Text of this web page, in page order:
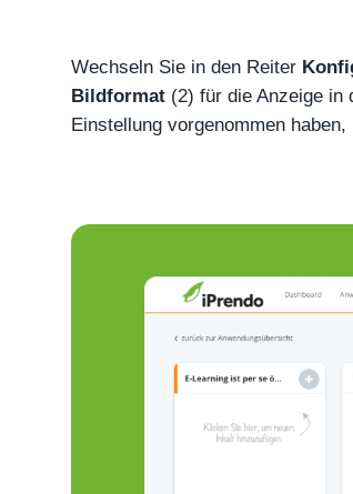
Wechseln Sie in den Reiter
Bildformat (2) für die Anzeige in
Einstellung vorgenommen